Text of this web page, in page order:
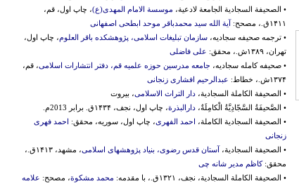
• الصحیفة السجادیة الجامعة لادعیة، موسسة الامام المهدی(ع)، چاپ اول، قم،
۱۴۱۱ق.، مصحح:
آیة الله سید محمدباقر موحد ابطحی اصفهانی
• ترجمه صحیفه سجادیه، سازمان تبلیغات اسلامی، پژوهشکده باقر العلوم، چاپ اول،
تهران، ۱۳۸۹ش.، محقق:
علی فاضلی
• صحیفه کامله سجادیه، جامعه مدرسین حوزه علمیه قم، دفتر انتشارات اسلامی، قم،
۱۳۷۴ش.، خطاط:
عبدالرحیم افشاری زنجانی
• الصحیفة الکاملة السجادیة، دار التراث الاسلامی، بیروت
• الصَّحیفَةُ السَّجّادِیَّةُ الْکامِلَةٌ، دارالبذرة، چاپ اول، نجف، ۱۴۳۴ق. برابر 2013م.
• الصحیفة السجادیة الکاملة، احمد الفهری، چاپ اول، سوریه، محقق: احمد فهری
زنجانی
• الصحیفة السجادیة، آستان قدس رضوی، بنیاد پژوهشهای اسلامی
، مشهد، ۱۴۱۳ق.،
محقق:کاظم مدیر شانه چی
• الصحیفة الکاملة السجادیة، نجف، ۱۳۲۱ق.، با مقدمه:
محمد مشکوة، مصحح: علامه